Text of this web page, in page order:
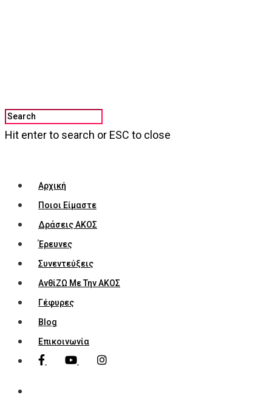
Hit enter to search or ESC to close
Αρχική
Ποιοι Είμαστε
Δράσεις ΑΚΟΣ
Έρευνες
Συνεντεύξεις
ΑνθίΖΩ Με Την ΑΚΟΣ
Γέφυρες
Blog
Επικοινωνία